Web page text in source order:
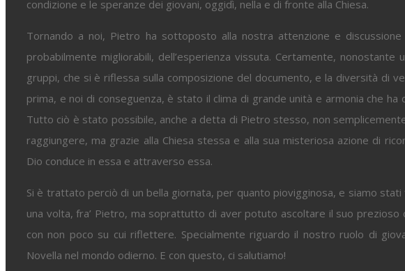
condizione e le speranze dei giovani, oggidì, nella e di fronte alla Chiesa.
Tornando a noi, Pietro ha sottoposto alla nostra attenzione e
probabilmente migliorabili, dell’esperienza vissuta. Certamente,
gruppi, che si è riflessa sulla composizione del documento, e la diversità di
prima, e noi di conseguenza, è stato il clima di grande unità e armonia che
Tutto ciò è stato possibile, anche a detta di Pietro stesso, non
raggiungere, ma grazie alla Chiesa stessa e alla sua misteriosa azione di
Dio conduce in essa e attraverso essa.
Si è trattato perciò di un bella giornata, per quanto piovigginosa, e siamo
una volta, fra’ Pietro, ma soprattutto di aver potuto ascoltare il suo prezioso
con non poco su cui riflettere. Specialmente riguardo il nostro ruolo di
Novella nel mondo odierno. E con questo, ci salutiamo!